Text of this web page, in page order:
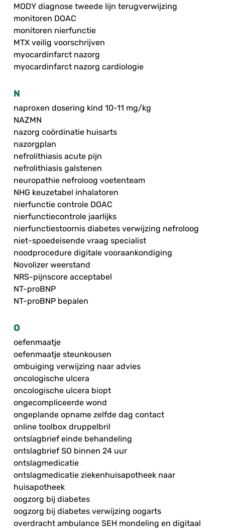
MODY diagnose tweede lijn terugverwijzing
monitoren DOAC
monitoren nierfunctie
MTX veilig voorschrijven
myocardinfarct nazorg
myocardinfarct nazorg cardiologie
N
naproxen dosering kind 10-11 mg/kg
NAZMN
nazorg coördinatie huisarts
nazorgplan
nefrolithiasis acute pijn
nefrolithiasis galstenen
neuropathie nefroloog voetenteam
NHG keuzetabel inhalatoren
nierfunctie controle DOAC
nierfunctiecontrole jaarlijks
nierfunctiestoornis diabetes verwijzing nefroloog
niet-spoedeisende vraag specialist
noodprocedure digitale vooraankondiging
Novolizer weerstand
NRS-pijnscore acceptabel
NT-proBNP
NT-proBNP bepalen
O
oefenmaatje
oefenmaatje steunkousen
ombuiging verwijzing naar advies
oncologische ulcera
oncologische ulcera biopt
ongecompliceerde wond
ongeplande opname zelfde dag contact
online toolbox druppelbril
ontslagbrief einde behandeling
ontslagbrief SO binnen 24 uur
ontslagmedicatie
ontslagmedicatie ziekenhuisapotheek naar
huisapotheek
oogzorg bij diabetes
oogzorg bij diabetes verwijzing oogarts
overdracht ambulance SEH mondeling en digitaal